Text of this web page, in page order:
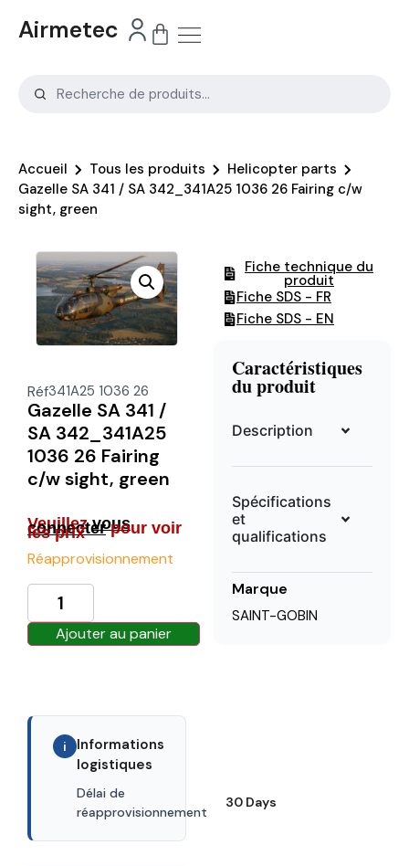
Airmetec
Accueil Tous les produits
Helicopter parts
Gazelle SA 341 / SA 342_341A25 1036 26 Fairing c/w
sight, green
Réf341A25 1036 26
Gazelle SA 341 /
SA 342_341A25
1036 26 Fairing
c/w sight, green
Veuillezvous
connecterpour voir
les prix
Réapprovisionnement
Ajouter au panier
i
Informations
logistiques
Délai de
réapprovisionnement
30 Days
Fiche technique du
produit
Fiche SDS - FR
Fiche SDS - EN
Caractéristiques
du produit
Description
Spécifications
et
qualifications
Marque
SAINT-GOBIN